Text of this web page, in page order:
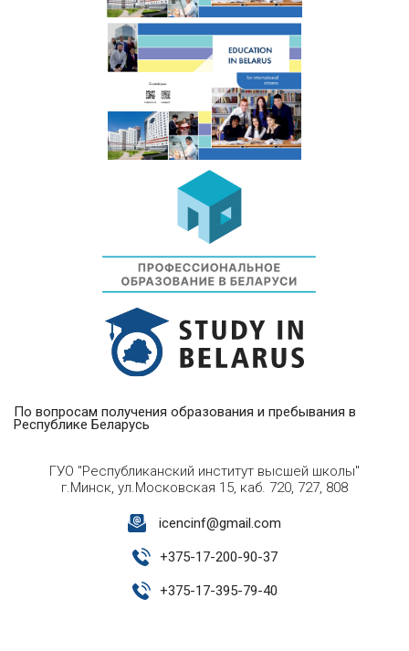
По вопросам получения образования и пребывания в
Республике Беларусь
ГУО "Республиканский институт высшей школы"
г.Минск, ул.Московская 15, каб. 720, 727, 808
icencinf@gmail.com
+375-17-200-90-37
+375-17-395-79-40